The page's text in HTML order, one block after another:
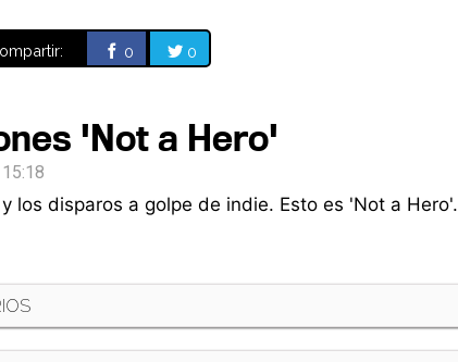
0 0
'Not a Hero'
los disparos a golpe de indie. Esto es 'Not a Hero'.